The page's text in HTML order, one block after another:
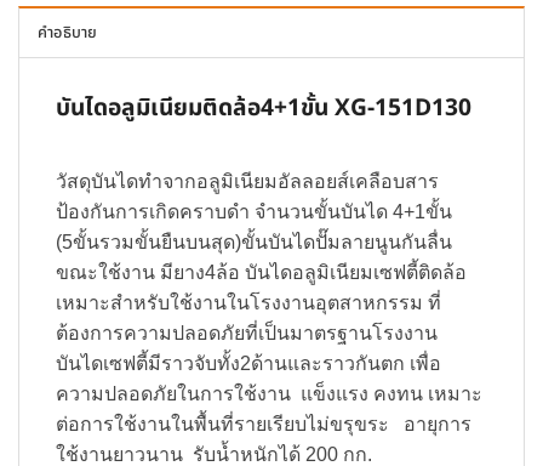
คำอธิบาย
บันไดอลูมิเนียมติดล้อ4+1ขั้น XG-151D130
วัสดุบันไดทำจากอลูมิเนียมอัลลอยส์เคลือบสาร
ป้องกันการเกิดคราบดำ จำนวนขั้นบันได 4+1ขั้น
(5ขั้นรวมขั้นยืนบนสุด)ขั้นบันไดปั๊มลายนูนกันลื่น
ขณะใช้งาน มียาง4ล้อ บันไดอลูมิเนียมเซฟตี้ติดล้อ
เหมาะสำหรับใช้งานในโรงงานอุตสาหกรรม ที่
ต้องการความปลอดภัยที่เป็นมาตรฐานโรงงาน
บันไดเซฟตี้มีราวจับทั้ง2ด้านและราวกันตก เพื่อ
ความปลอดภัยในการใช้งาน แข็งแรง คงทน เหมาะ
ต่อการใช้งานในพื้นที่รายเรียบไม่ขรุขระ อายุการ
ใช้งานยาวนาน รับน้ำหนักได้ 200 กก.